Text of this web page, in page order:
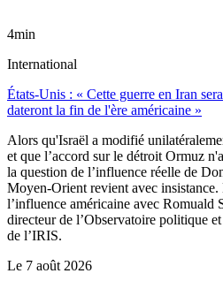
4min
International
États-Unis : « Cette guerre en Iran
dateront la fin de l'ère américaine »
Alors qu'Israël a modifié
et que l’accord sur le détroit Ormuz
la question de l’influence réelle de
Moyen-Orient revient avec
l’influence américaine avec Romuald
directeur de l’Observatoire politique
de l’IRIS.
Le 7 août 2026